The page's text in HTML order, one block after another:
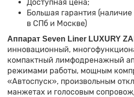
Доступная цена;
Большая гарантия
в СПб и Москве)
Аппарат Seven Liner LUXURY
инновационный,
компактный лимфодренажный
режимами работы, мощным
«Автоспуск», произвольным
манжетах и голосовым